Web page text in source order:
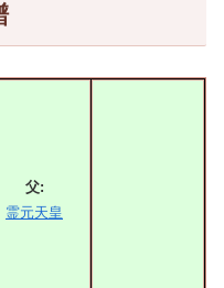
父:
霊元天皇